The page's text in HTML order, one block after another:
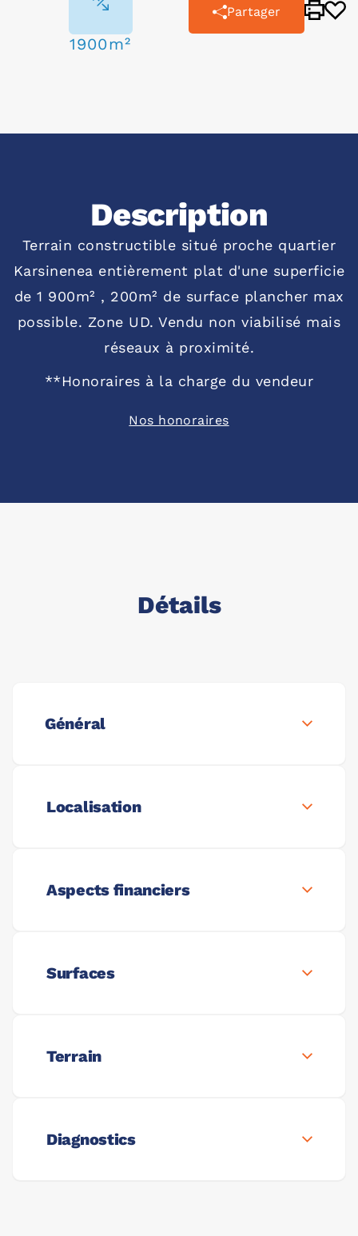
1900m²
Partager
Description
Terrain constructible situé proche quartier
Karsinenea entièrement plat d'une superficie
de 1 900m² , 200m² de surface plancher max
possible. Zone UD. Vendu non viabilisé mais
réseaux à proximité.
**Honoraires à la charge du vendeur
Nos honoraires
Détails
Général
Localisation
Aspects financiers
Surfaces
Terrain
Diagnostics